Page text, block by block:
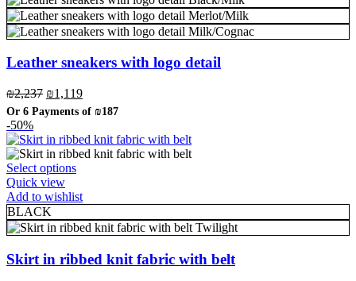
variants.
The
options
may
be
on
the
page
Merlot/Milk
Milk/Cognac
Leather sneakers with logo detail
₪2,237 Original
price
was:
₪2,237.
₪1,119Current
price
₪1,119.
Or 6 Payments of ₪187
-50%
Select optionsThis
has
variants.
The
options
may
Quick view
Add to wishlist
BLACK
Twilight
Skirt in ribbed knit fabric with belt